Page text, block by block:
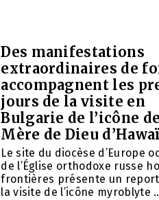
Des manifestations
extraordinaires de
accompagnent les
jours de la visite en
Bulgarie de l’icône
Mère de Dieu d’Hawaï
Le site du diocèse d’Europe
de l’Église orthodoxe russe
frontières présente un
la visite de l’icône myroblyte